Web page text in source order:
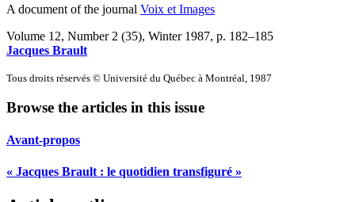
A document of the journal Voix et Images
Volume 12, Number 2 (35), Winter 1987, p. 182–185
Jacques Brault
Tous droits réservés © Université du Québec à Montréal, 1987
Browse the articles in this issue
Avant-propos
« Jacques Brault : le quotidien transfiguré »